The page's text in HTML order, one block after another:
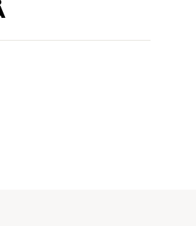
brænder for den gode lyd til både